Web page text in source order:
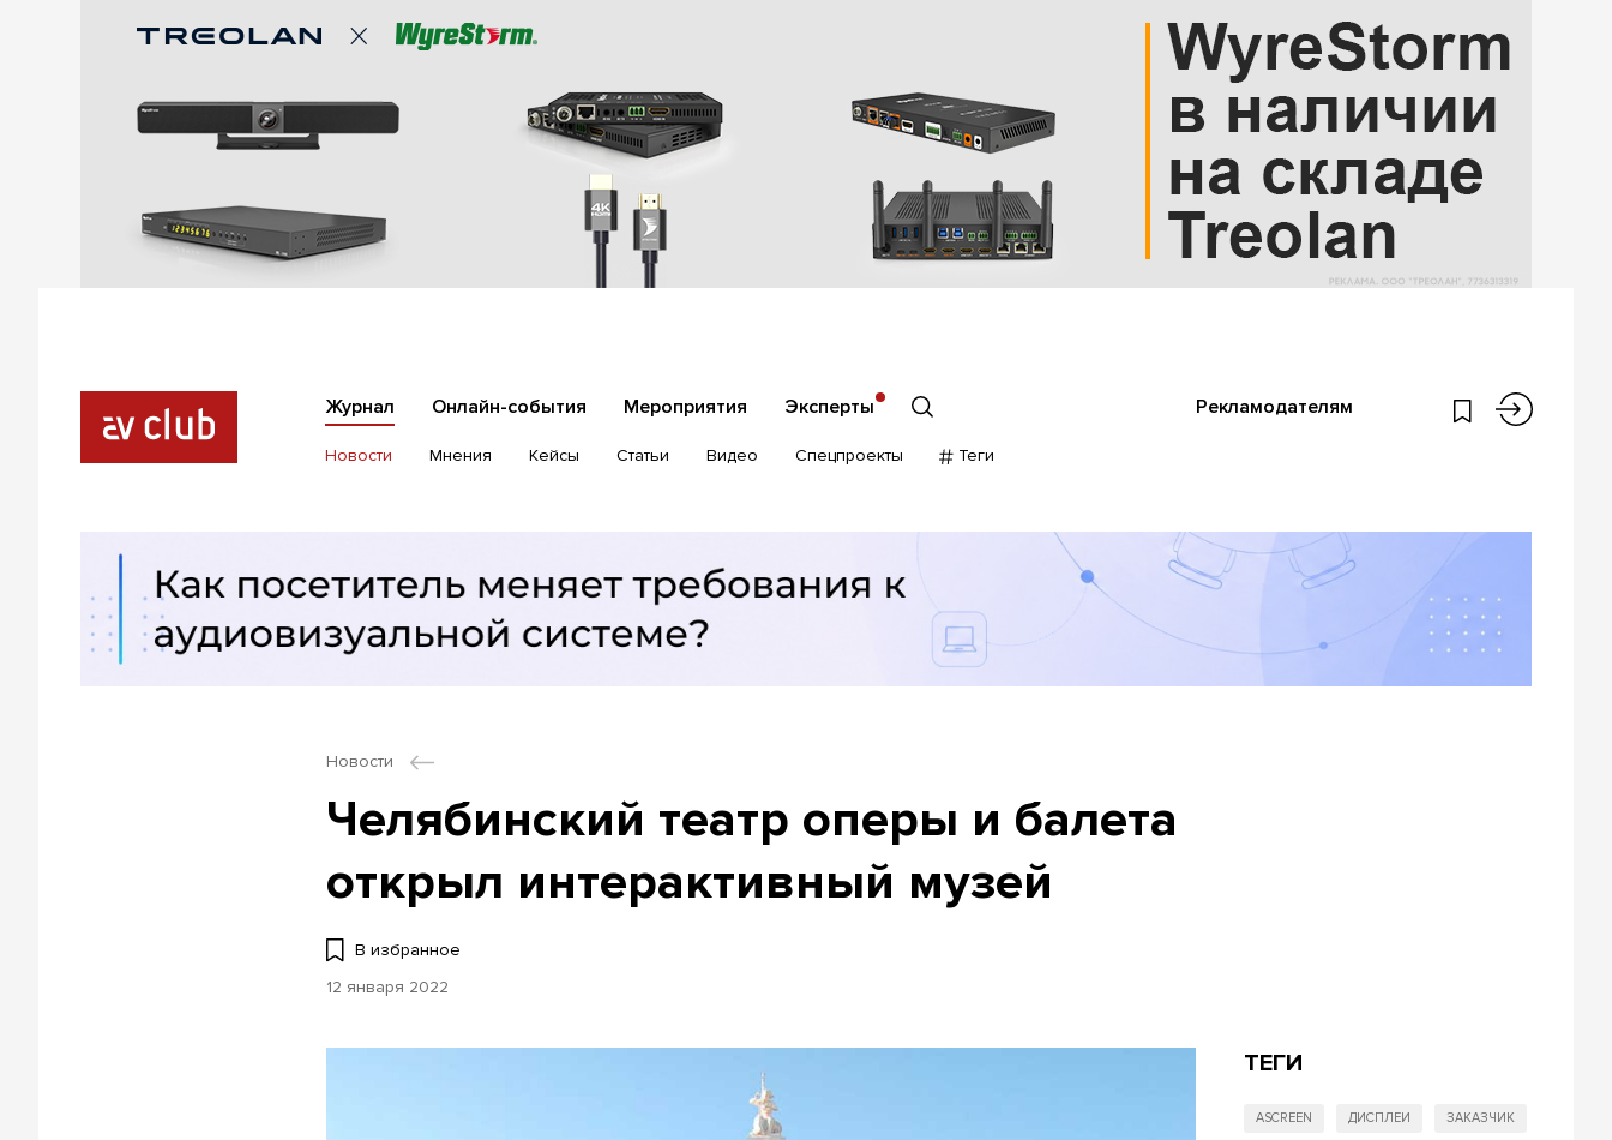
Журнал Онлайн-события Мероприятия Эксперты Рекламодателям
Новости Мнения Кейсы Статьи Видео Спецпроекты Теги
Новости
Челябинский театр оперы и балета
открыл интерактивный музей
В избранное
12 января 2022
ТЕГИ
ASCREEN ДИСПЛЕИ ЗАКАЗЧИК